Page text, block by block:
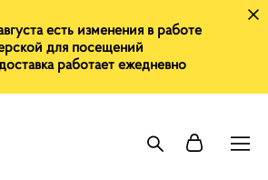
есть изменения в работе
для посещений
работает ежедневно